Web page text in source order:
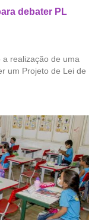
debater PL
realização de uma
um Projeto de Lei de